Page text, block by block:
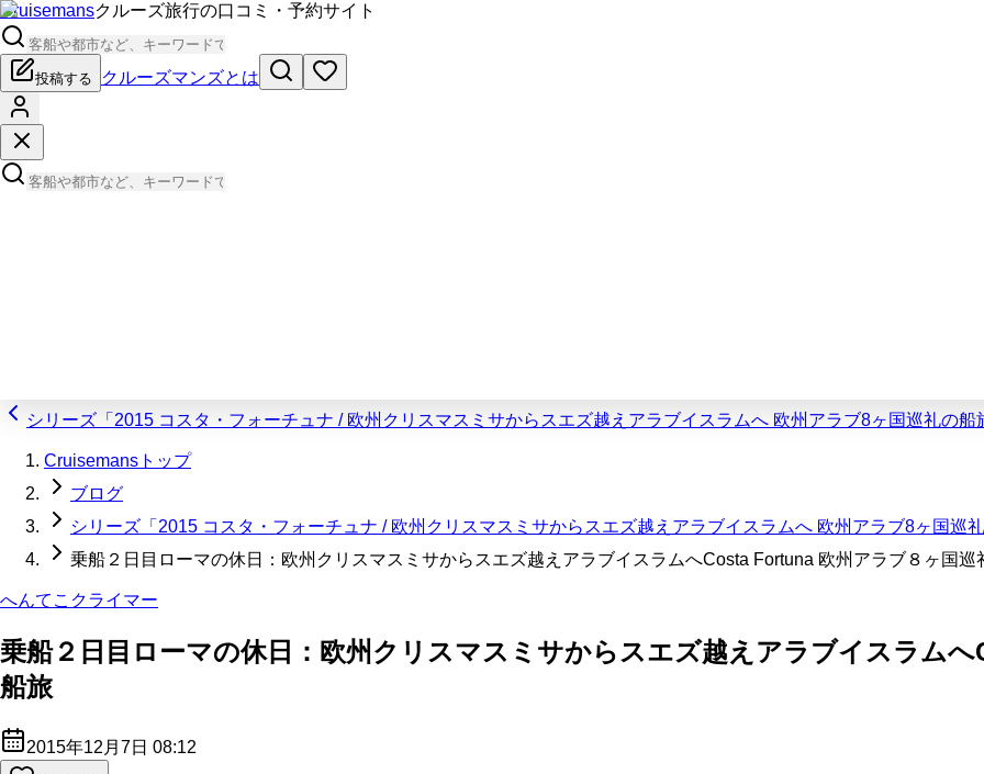
Cruisemansクルーズ旅行の口コミ・予約サイト
投稿する クルーズマンズとは
シリーズ「2015 コスタ・フォーチュナ / 欧州クリスマスミサからスエズ越えアラブイスラムへ 欧州アラブ8ヶ国巡礼の船
Cruisemansトップ
ブログ
シリーズ「2015 コスタ・フォーチュナ / 欧州クリスマスミサからスエズ越えアラブイスラムへ 欧州アラブ8ヶ国巡
乗船２日目ローマの休日：欧州クリスマスミサからスエズ越えアラブイスラムへCosta Fortuna 欧州アラブ８ヶ国巡
へんてこクライマー
乗船２日目ローマの休日：欧州クリスマスミサからスエズ越えアラブイスラム
船旅
2015年12月7日 08:12